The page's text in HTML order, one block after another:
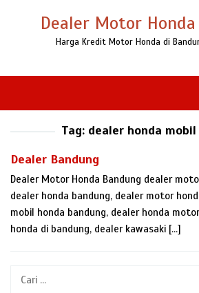
Dealer Motor
Harga Kredit Motor Honda di
Tag: dealer honda mobil
Dealer Bandung
Dealer Motor Honda Bandung dealer
dealer honda bandung, dealer motor
mobil honda bandung, dealer honda
honda di bandung, dealer kawasaki […]
Cari